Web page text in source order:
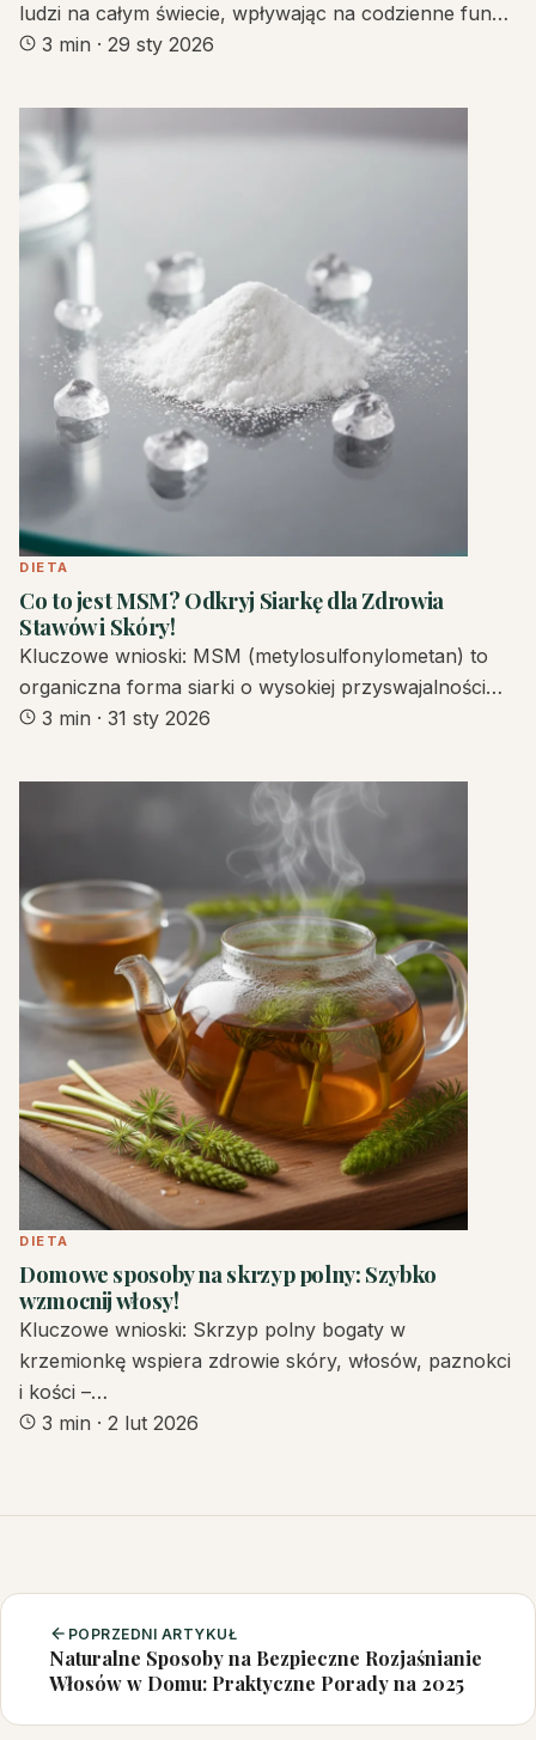
ludzi na całym świecie, wpływając na codzienne fun…
3 min · 29 sty 2026
DIETA
Co to jest MSM? Odkryj Siarkę dla Zdrowia
Stawów i Skóry!
Kluczowe wnioski: MSM (metylosulfonylometan) to
organiczna forma siarki o wysokiej przyswajalności…
3 min · 31 sty 2026
DIETA
Domowe sposoby na skrzyp polny: Szybko
wzmocnij włosy!
Kluczowe wnioski: Skrzyp polny bogaty w
krzemionkę wspiera zdrowie skóry, włosów, paznokci
i kości –…
3 min · 2 lut 2026
POPRZEDNI ARTYKUŁ
Naturalne Sposoby na Bezpieczne Rozjaśnianie
Włosów w Domu: Praktyczne Porady na 2025